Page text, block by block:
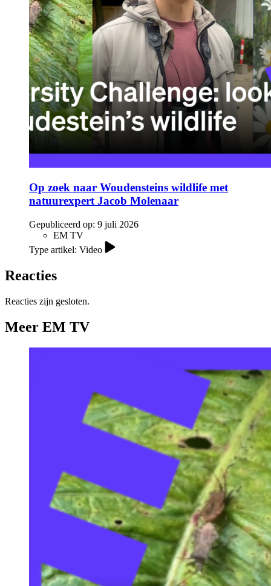
Op zoek naar Woudensteins wildlife met
natuurexpert Jacob Molenaar
Gepubliceerd op: 9 juli 2026
EM TV
Type artikel: Video
Reacties
Reacties zijn gesloten.
Meer EM TV